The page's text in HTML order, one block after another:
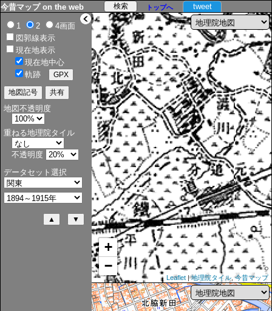
> tweet
今昔マップ on the web トップへ
+
−
Leaflet |地理院タイル ,今昔マップ
1 2
4画面
図郭線表示
現在地表示
現在地中心
軌跡
地図不透明度
重ねる地理院タイル
不透明度
データセット選択